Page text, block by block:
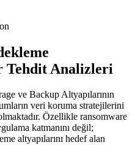
Tehdit Analizleri
ve Backup Altyapılarının
veri koruma stratejilerini
Özellikle ransomware
katmanını değil;
altyapılarını hedef alan